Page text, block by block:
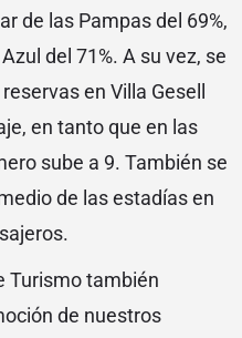
de las Pampas del 69%,
del 71%. A su vez, se
en Villa Gesell
en tanto que en las
sube a 9. También se
de las estadías en
Turismo también
de nuestros